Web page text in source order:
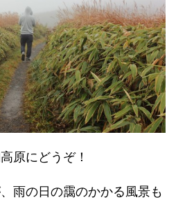
原にどうぞ！
雨の日の靄のかかる風景も